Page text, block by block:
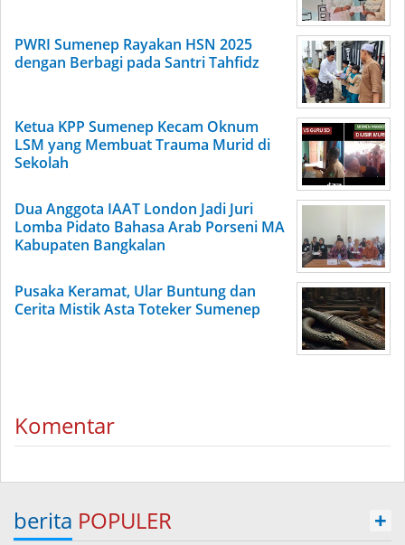
PWRI Sumenep Rayakan HSN 2025
dengan Berbagi pada Santri Tahfidz
Ketua KPP Sumenep Kecam Oknum
LSM yang Membuat Trauma Murid di
Sekolah
Dua Anggota IAAT London Jadi Juri
Lomba Pidato Bahasa Arab Porseni MA
Kabupaten Bangkalan
Pusaka Keramat, Ular Buntung dan
Cerita Mistik Asta Toteker Sumenep
Komentar
berita POPULER +